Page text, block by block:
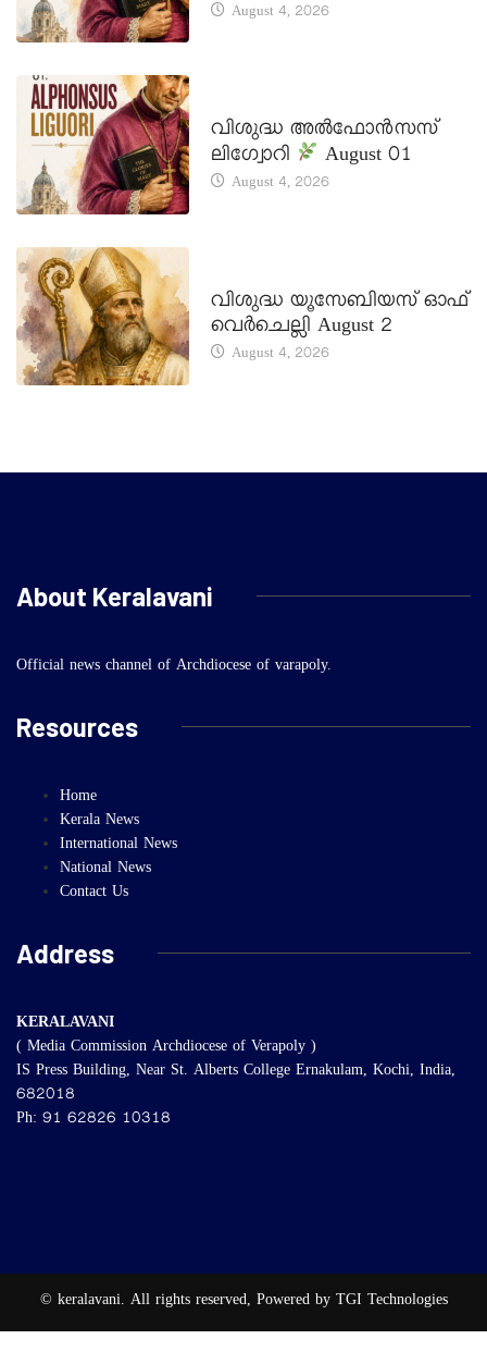
August 4, 2026
വിശുദ്ധ അൽഫോൻസസ്
ലിഗ്വോറി
August 01
August 4, 2026
വിശുദ്ധ യൂസേബിയസ് ഓഫ്
വെർചെല്ലി August 2
August 4, 2026
About Keralavani
Official news channel of Archdiocese of varapoly.
Resources
Home
Kerala News
International News
National News
Contact Us
Address
KERALAVANI
( Media Commission Archdiocese of Verapoly )
IS Press Building, Near St. Alberts College Ernakulam, Kochi, India,
682018
Ph: 91 62826 10318
© keralavani. All rights reserved, Powered by TGI Technologies